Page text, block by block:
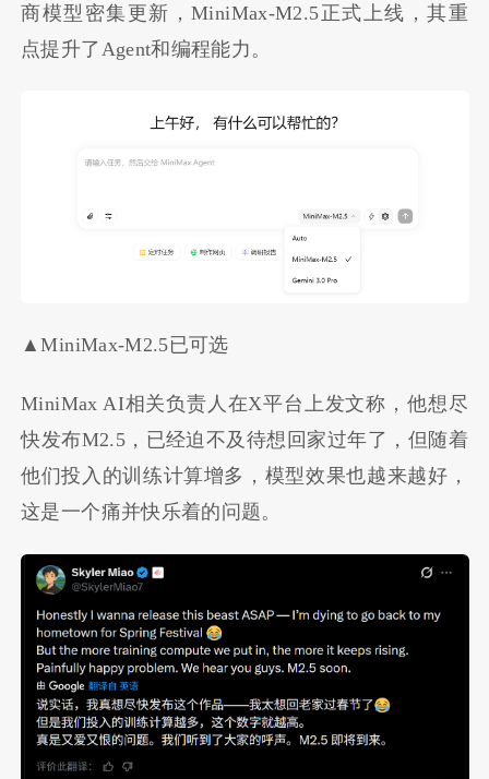
商模型密集更新，MiniMax-M2.5正式上线，其重
点提升了Agent和编程能力。
▲MiniMax-M2.5已可选
MiniMax AI相关负责人在X平台上发文称，他想尽
快发布M2.5，已经迫不及待想回家过年了，但随着
他们投入的训练计算增多，模型效果也越来越好，
这是一个痛并快乐着的问题。